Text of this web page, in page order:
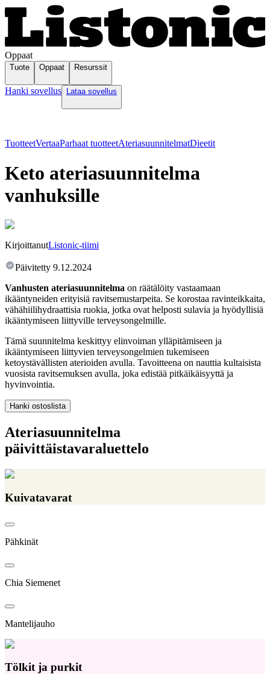
Oppaat
Tuote Oppaat Resurssit
Hanki sovellus Lataa sovellus
TuotteetVertaaParhaat tuotteetAteriasuunnitelmatDieetit
Keto ateriasuunnitelma
vanhuksille
KirjoittanutListonic-tiimi
Päivitetty 9.12.2024
Vanhusten ateriasuunnitelma on räätälöity vastaamaan
ikääntyneiden erityisiä ravitsemustarpeita. Se korostaa ravinteikkaita,
vähähiilihydraattisia ruokia, jotka ovat helposti sulavia ja hyödyllisiä
ikääntymiseen liittyville terveysongelmille.
Tämä suunnitelma keskittyy elinvoiman ylläpitämiseen ja
ikääntymiseen liittyvien terveysongelmien tukemiseen
ketoystävällisten aterioiden avulla. Tavoitteena on nauttia kultaisista
vuosista ravitsemuksen avulla, joka edistää pitkäikäisyyttä ja
hyvinvointia.
Hanki ostoslista
Ateriasuunnitelma
päivittäistavaraluettelo
Kuivatavarat
Pähkinät
Chia Siemenet
Mantelijauho
Tölkit ja purkit